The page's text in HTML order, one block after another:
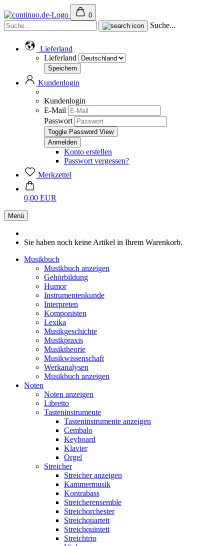
0
Suche...
Lieferland
Lieferland
Kundenlogin
Kundenlogin
E-Mail
Passwort
Toggle Password View
Konto erstellen
Passwort vergessen?
Merkzettel
0,00 EUR
Menü
Sie haben noch keine Artikel in Ihrem Warenkorb.
Musikbuch
Musikbuch anzeigen
Gehörbildung
Humor
Instrumentenkunde
Interpreten
Komponisten
Lexika
Musikgeschichte
Musikpraxis
Musiktheorie
Musikwissenschaft
Werkanalysen
Musikbuch anzeigen
Noten
Noten anzeigen
Libretto
Tasteninstrumente
Tasteninstrumente anzeigen
Cembalo
Keyboard
Klavier
Orgel
Streicher
Streicher anzeigen
Kammermusik
Kontrabass
Streicherensemble
Streichorchester
Streichquartett
Streichquintett
Streichtrio